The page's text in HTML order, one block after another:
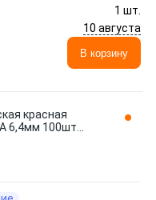
1 шт.
10 августа
В корзину
красная
6,4мм 100шт